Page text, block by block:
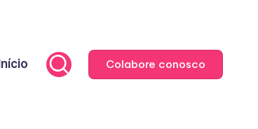
Início Colabore conosco